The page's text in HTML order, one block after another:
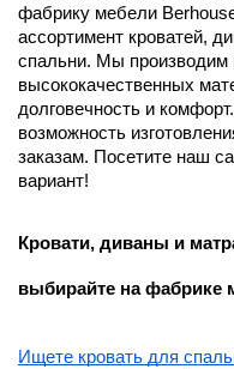
фабрику мебели
ассортимент кроватей,
спальни. Мы производим
высококачественных
долговечность и
возможность
заказам. Посетите наш
вариант!
Кровати, диваны и
выбирайте на фабрике
Ищете кровать для